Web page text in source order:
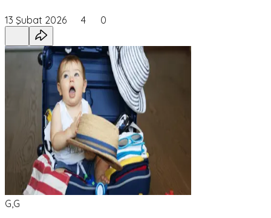
13 Şubat 2026 4 0
G,G